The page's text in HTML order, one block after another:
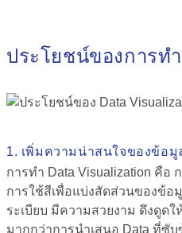
ประโยชน์ของการท
1. เพิ่มความน่าสนใจของข้อมู
การทำ Data Visualization คือ
การใช้สีเพื่อแบ่งสัดส่วนของข้อ
ระเบียบ มีความสวยงาม ดึงดูด
มากกว่าการนำเสนอ Data ที่ซั